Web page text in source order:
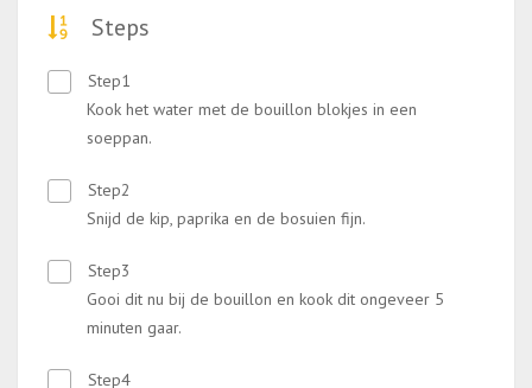
Steps
Step1
Kook het water met de bouillon blokjes in een
soeppan.
Step2
Snijd de kip, paprika en de bosuien fijn.
Step3
Gooi dit nu bij de bouillon en kook dit ongeveer 5
minuten gaar.
Step4